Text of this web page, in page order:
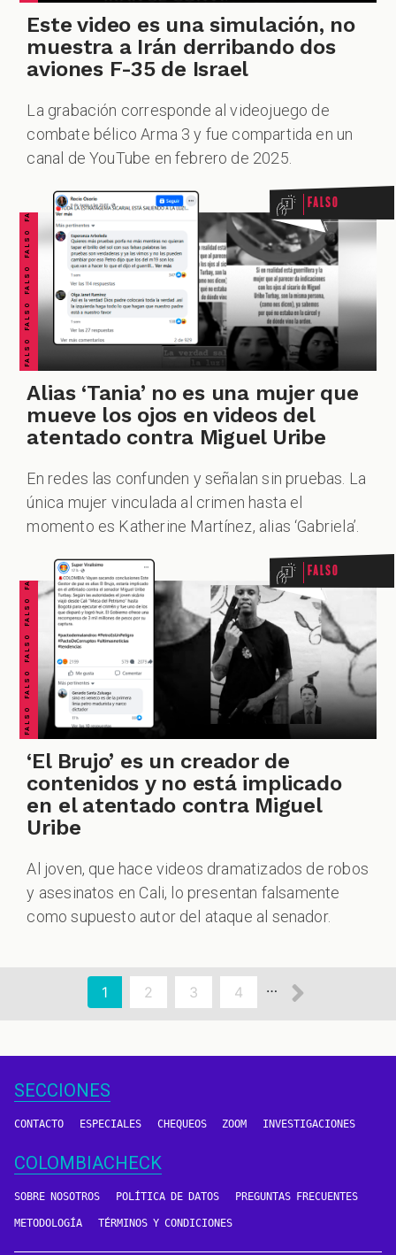
Este video es una simulación, no
muestra a Irán derribando dos
aviones F-35 de Israel
La grabación corresponde al videojuego de
combate bélico Arma 3 y fue compartida en un
canal de YouTube en febrero de 2025.
FALSO FALSO FALSO FALSO FALSO FALSO FALSO Falso
Alias ‘Tania’ no es una mujer que
mueve los ojos en videos del
atentado contra Miguel Uribe
En redes las confunden y señalan sin pruebas. La
única mujer vinculada al crimen hasta el
momento es Katherine Martínez, alias ‘Gabriela’.
FALSO FALSO FALSO FALSO FALSO FALSO FALSO Falso
‘El Brujo’ es un creador de
contenidos y no está implicado
en el atentado contra Miguel
Uribe
Al joven, que hace videos dramatizados de robos
y asesinatos en Cali, lo presentan falsamente
como supuesto autor del ataque al senador.
Página
actual
1 Page
2 Page
3 Page
4 …
SECCIONES
CONTACTO ESPECIALES CHEQUEOS ZOOM INVESTIGACIONES
COLOMBIACHECK
SOBRE NOSOTROS POLÍTICA DE DATOS PREGUNTAS FRECUENTES
METODOLOGÍA TÉRMINOS Y CONDICIONES